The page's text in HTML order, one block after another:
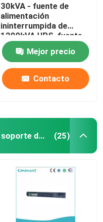
30kVA - fuente de
alimentación
ininterrumpida de
1200kVA UPS, fuente
de alimentación de
reserva de gran
disponibilidad de UPS
Mejor precio
Contacto
fuente de alimentación del soporte de estante (25)